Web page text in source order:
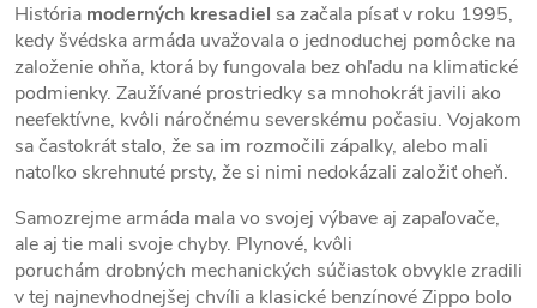
História moderných kresadiel sa začala písať v roku 1995,
kedy švédska armáda uvažovala o jednoduchej pomôcke na
založenie ohňa, ktorá by fungovala bez ohľadu na klimatické
podmienky. Zaužívané prostriedky sa mnohokrát javili ako
neefektívne, kvôli náročnému severskému počasiu. Vojakom
sa častokrát stalo, že sa im rozmočili zápalky, alebo mali
natoľko skrehnuté prsty, že si nimi nedokázali založiť oheň.
Samozrejme armáda mala vo svojej výbave aj zapaľovače,
ale aj tie mali svoje chyby. Plynové, kvôli
poruchám drobných mechanických súčiastok obvykle zradili
v tej najnevhodnejšej chvíli a klasické benzínové Zippo bolo